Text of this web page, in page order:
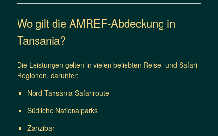
Wo gilt die AMREF-Abdeckung in
Tansania?
Die Leistungen gelten in vielen beliebten Reise- und Safari-
Regionen, darunter:
Nord-Tansania-Safariroute
Südliche Nationalparks
Zanzibar